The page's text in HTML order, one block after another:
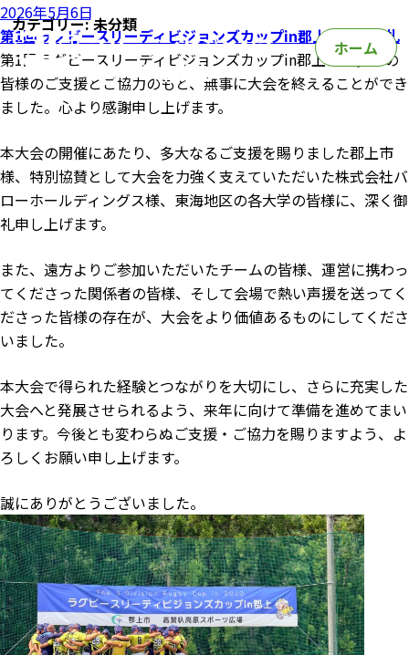
ホーム
カテゴリー:未分類
投
稿
日:
2026年5月6日
第1回ラグビースリーディビジョンズカップin郡上 開催御礼
第1回ラグビースリーディビジョンズカップin郡上は、多くの
皆様のご支援とご協力のもと、無事に大会を終えることができ
ました。心より感謝申し上げます。
本大会の開催にあたり、多大なるご支援を賜りました郡上市
様、特別協賛として大会を力強く支えていただいた株式会社バ
ローホールディングス様、東海地区の各大学の皆様に、深く御
礼申し上げます。
また、遠方よりご参加いただいたチームの皆様、運営に携わっ
てくださった関係者の皆様、そして会場で熱い声援を送ってく
ださった皆様の存在が、大会をより価値あるものにしてくださ
いました。
本大会で得られた経験とつながりを大切にし、さらに充実した
大会へと発展させられるよう、来年に向けて準備を進めてまい
ります。今後とも変わらぬご支援・ご協力を賜りますよう、よ
ろしくお願い申し上げます。
誠にありがとうございました。